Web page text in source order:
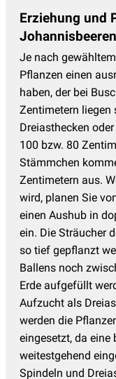
Erziehung und
Johannisbeeren
Je nach
Pflanzen einen
haben, der bei
Zentimetern liegen
Dreiasthecken
100 bzw. 80
Stämmchen
Zentimetern aus.
wird, planen Sie
einen Aushub in
ein. Die Sträucher
so tief gepflanzt
Ballens noch
Erde aufgefüllt
Aufzucht als
werden die
eingesetzt, da eine
weitestgehend
Spindeln und